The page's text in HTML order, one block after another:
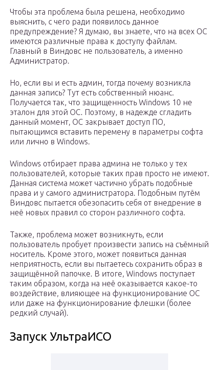
Чтобы эта проблема была решена, необходимо
выяснить, с чего ради появилось данное
предупреждение? Я думаю, вы знаете, что на всех ОС
имеются различные права к доступу файлам.
Главный в Виндовс не пользователь, а именно
Администратор.
Но, если вы и есть админ, тогда почему возникла
данная запись? Тут есть собственный нюанс.
Получается так, что защищенность Windows 10 не
эталон для этой ОС. Поэтому, в надежде сгладить
данный момент, ОС закрывает доступ ПО,
пытающимся вставить перемену в параметры софта
или лично в Windows.
Windows отбирает права админа не только у тех
пользователей, которые таких прав просто не имеют.
Данная система может частично убрать подобные
права и у самого администратора. Подобным путём
Виндовс пытается обезопасить себя от внедрение в
неё новых правил со сторон различного софта.
Также, проблема может возникнуть, если
пользователь пробует произвести запись на съёмный
носитель. Кроме этого, может появиться данная
неприятность, если вы пытаетесь сохранить образ в
защищённой папочке. В итоге, Windows поступает
таким образом, когда на неё оказывается какое-то
воздействие, влияющее на функционирование ОС
или даже на функционирование флешки (более
редкий случай).
Запуск УльтраИСО